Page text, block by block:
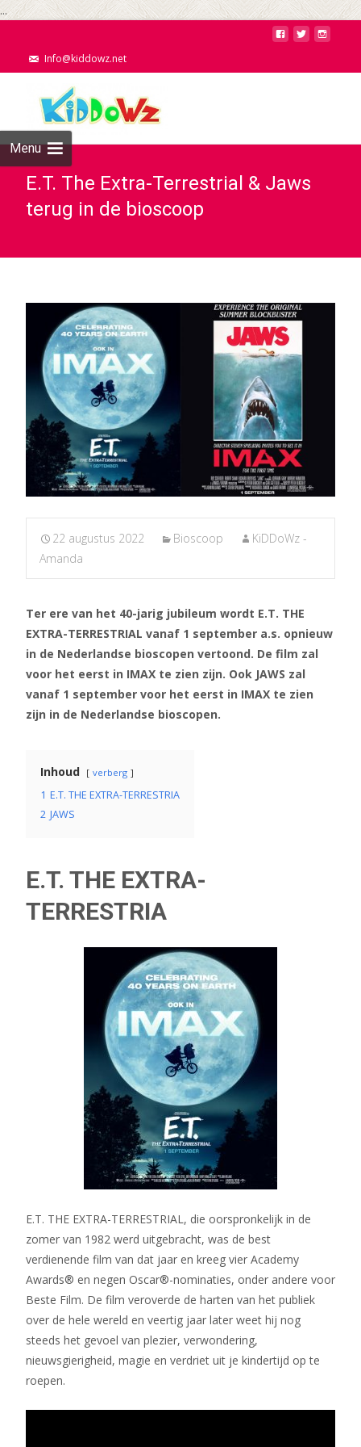
...
Info@kiddowz.net
Menu
E.T. The Extra-Terrestrial & Jaws
terug in de bioscoop
22 augustus 2022 Bioscoop
KiDDoWz -
Amanda
Ter ere van het 40-jarig jubileum wordt E.T. THE
EXTRA-TERRESTRIAL vanaf 1 september a.s. opnieuw
in de Nederlandse bioscopen vertoond. De film zal
voor het eerst in IMAX te zien zijn. Ook JAWS zal
vanaf 1 september voor het eerst in IMAX te zien
zijn in de Nederlandse bioscopen.
Inhoud verberg
1 E.T. THE EXTRA-TERRESTRIA
2 JAWS
E.T. THE EXTRA-
TERRESTRIA
E.T. THE EXTRA-TERRESTRIAL, die oorspronkelijk in de
zomer van 1982 werd uitgebracht, was de best
verdienende film van dat jaar en kreeg vier Academy
Awards® en negen Oscar®-nominaties, onder andere voor
Beste Film. De film veroverde de harten van het publiek
over de hele wereld en veertig jaar later weet hij nog
steeds het gevoel van plezier, verwondering,
nieuwsgierigheid, magie en verdriet uit je kindertijd op te
roepen.